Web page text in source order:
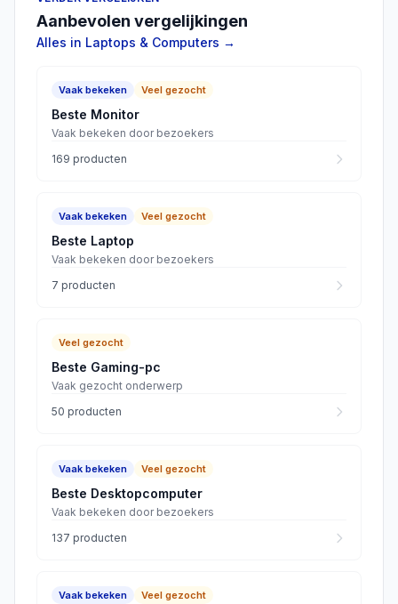
Aanbevolen vergelijkingen
Alles in Laptops & Computers →
Vaak bekeken Veel gezocht
Beste Monitor
Vaak bekeken door bezoekers
169 producten
Vaak bekeken Veel gezocht
Beste Laptop
Vaak bekeken door bezoekers
7 producten
Veel gezocht
Beste Gaming-pc
Vaak gezocht onderwerp
50 producten
Vaak bekeken Veel gezocht
Beste Desktopcomputer
Vaak bekeken door bezoekers
137 producten
Vaak bekeken Veel gezocht